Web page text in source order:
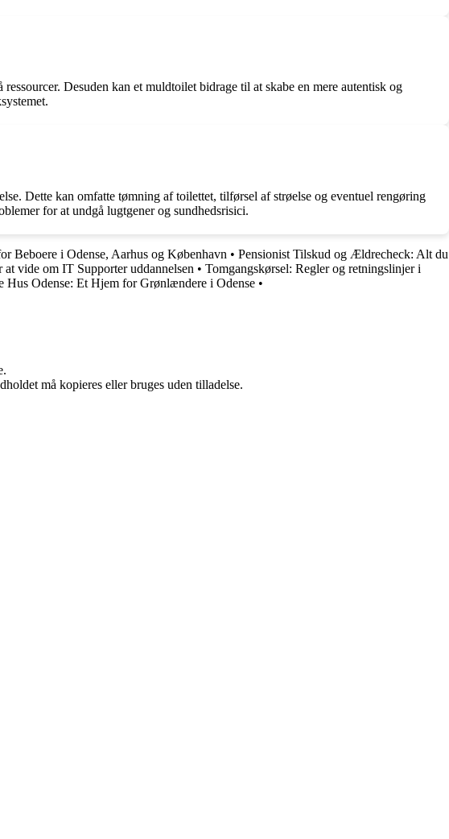
Desuden kan et muldtoilet bidrage til at skabe en mere autentisk og
Dette kan omfatte tømning af toilettet, tilførsel af strøelse og eventuel rengøring
for at undgå lugtgener og sundhedsrisici.
Beboere i Odense, Aarhus og København • Pensionist Tilskud og Ældrecheck: Alt du
vide om IT Supporter uddannelsen • Tomgangskørsel: Regler og retningslinjer i
Hus Odense: Et Hjem for Grønlændere i Odense •
må kopieres eller bruges uden tilladelse.